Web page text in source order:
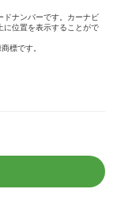
ナンバーです。カーナビ
に位置を表示することがで
標です。